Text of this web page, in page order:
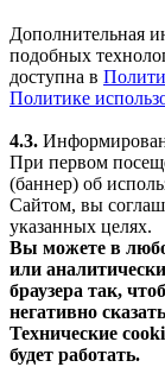
Дополнительная
подобных
доступна в
Политике
4.3.
При первом
(баннер) об
Сайтом, вы
указанных целях.
Вы можете в
или
браузера так,
негативно
Технические
будет работать.